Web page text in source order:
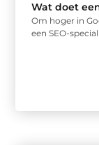
Wat doet
Om hoger in
een SEO-